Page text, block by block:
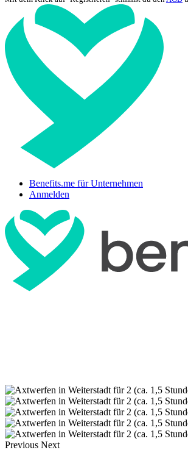
Benefits.me für Unternehmen
Anmelden
Previous Next